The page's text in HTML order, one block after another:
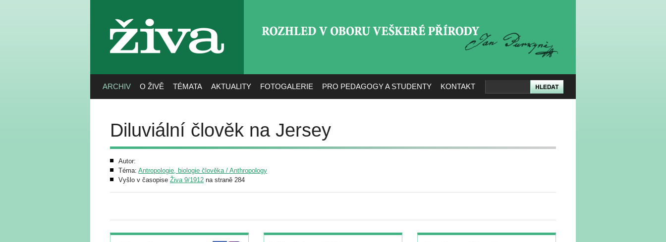
živa
ARCHIV O ŽIVĚ TÉMATA AKTUALITY FOTOGALERIE PRO PEDAGOGY A STUDENTY KONTAKT
Diluviální člověk na Jersey
Autor:
Téma: Antropologie, biologie člověka / Anthropology
Vyšlo v časopise Živa 9/1912 na straně 284